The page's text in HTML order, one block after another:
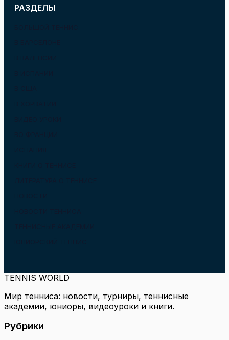
РАЗДЕЛЫ
TENNIS WORLD
Мир тенниса: новости, турниры, теннисные
академии, юниоры, видеоуроки и книги.
Рубрики